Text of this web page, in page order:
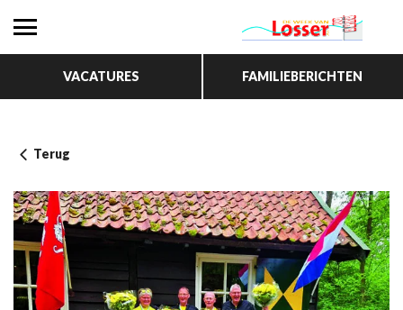
VACATURES FAMILIEBERICHTEN
Terug